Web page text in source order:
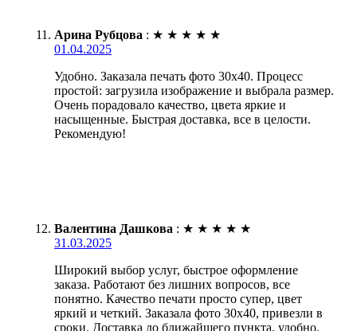
Арина Рубцова : ★ ★ ★ ★ ★
01.04.2025
Удобно. Заказала печать фото 30х40. Процесс
простой: загрузила изображение и выбрала размер.
Очень порадовало качество, цвета яркие и
насыщенные. Быстрая доставка, все в целости.
Рекомендую!
Валентина Дашкова : ★ ★ ★ ★ ★
31.03.2025
Широкий выбор услуг, быстрое оформление
заказа. Работают без лишних вопросов, все
понятно. Качество печати просто супер, цвет
яркий и четкий. Заказала фото 30х40, привезли в
сроки. Доставка до ближайшего пункта, удобно.